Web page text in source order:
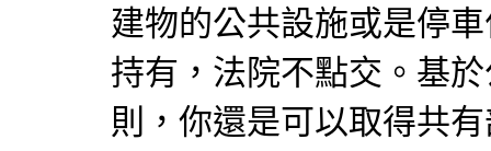
建物的公共設施或是停
持有，法院不點交。基
則，你還是可以取得共